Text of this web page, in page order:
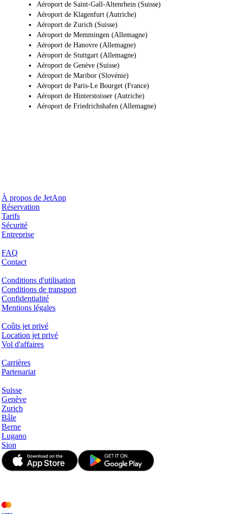
Aéroport de Saint-Gall-Altenrhein (Suisse)
Aéroport de Klagenfurt (Autriche)
Aéroport de Zurich (Suisse)
Aéroport de Memmingen (Allemagne)
Aéroport de Hanovre (Allemagne)
Aéroport de Stuttgart (Allemagne)
Aéroport de Genève (Suisse)
Aéroport de Maribor (Slovénie)
Aéroport de Paris-Le Bourget (France)
Aéroport de Hinterstoisser (Autriche)
Aéroport de Friedrichshafen (Allemagne)
À propos de JetApp
Réservation
Tarifs
Sécurité
Entreprise
FAQ
Contact
Conditions d'utilisation
Conditions de transport
Confidentialité
Mentions légales
Coûts jet privé
Location jet privé
Vol d'affaires
Carrières
Partenariat
Suisse
Genève
Zurich
Bâle
Berne
Lugano
Sion